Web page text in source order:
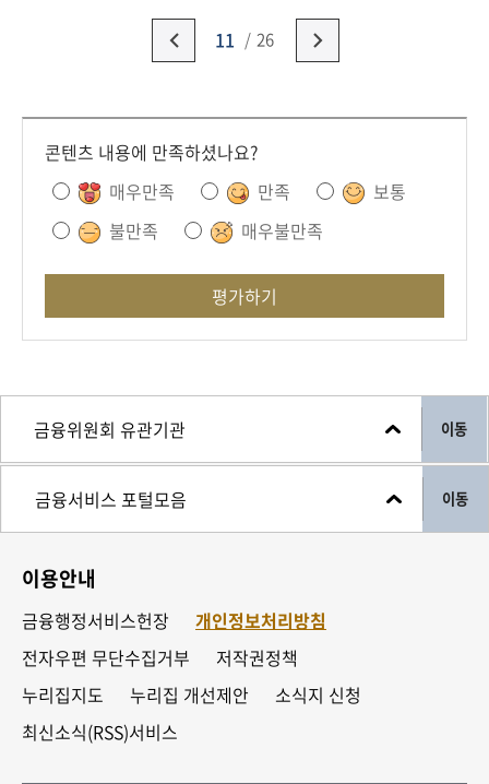
11 26
콘텐츠 내용에 만족하셨나요?
매우만족
만족
보통
불만족
매우불만족
평가하기
이동
이동
이용안내
금융행정서비스헌장
개인정보처리방침
전자우편 무단수집거부
저작권정책
누리집지도
누리집 개선제안
소식지 신청
최신소식(RSS)서비스